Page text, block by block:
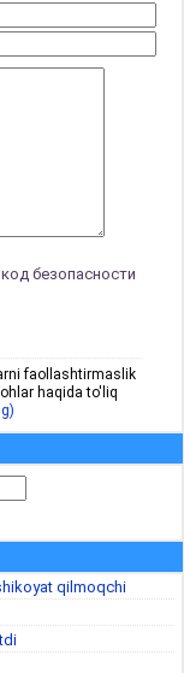
faollashtirmaslik
haqida to'liq
qilmoqchi